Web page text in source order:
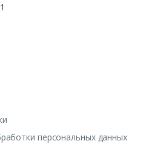
персональных данных